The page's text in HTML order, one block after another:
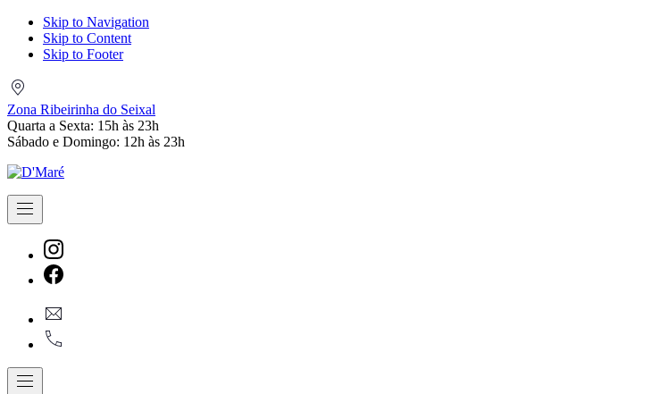
Skip to Navigation
Skip to Content
Skip to Footer
do
Seixal
Zona Ribeirinha do Seixal
Quarta a Sexta: 15h às 23h
Sábado e Domingo: 12h às 23h
Navigation
New
Window
Window